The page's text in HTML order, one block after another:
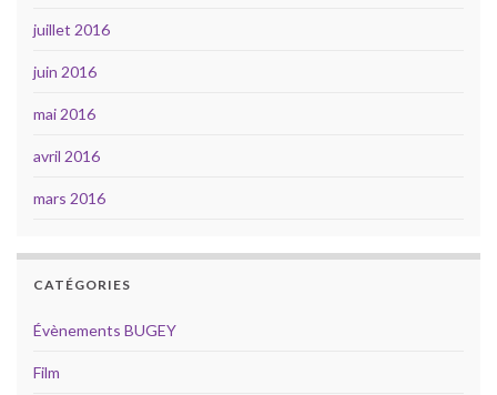
juillet 2016
juin 2016
mai 2016
avril 2016
mars 2016
CATÉGORIES
Évènements BUGEY
Film